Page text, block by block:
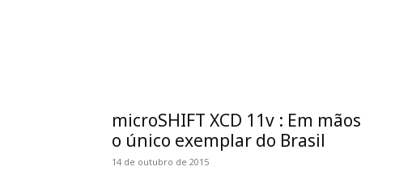
microSHIFT XCD 11v : Em mãos
o único exemplar do Brasil
14 de outubro de 2015